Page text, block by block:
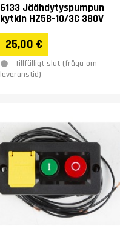
6133 Jäähdytyspumpun
kytkin HZ5B-10/3C 380V
25,00 €
Tillfälligt slut (fråga om
leveranstid)